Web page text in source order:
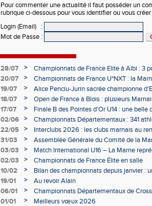
Pour commenter une actualité il faut posséder un
rubrique ci-dessous pour vous identifier ou vous
Login (Email)
:
Mot de Passe :
28/07 >
Championnats de France Elite à Albi : 3
20/07
>
Championnats de France U*NXT : la
Charléty
19/07 >
Alice Penciu-Jurin sacrée championne
18/07
>
Open de France à Blois : plusieurs
17/07
>
Finale B des Pointes d'Or U14 : une
Obernai
02/06 >
Championnats Départementaux : 341
Champagne
22/05 >
Interclubs 2026 : les clubs marnais au
31/03
>
Assemblée Générale du Comité de la
Épernay
03/03 >
Match International U16 – La Marne
02/03
>
Championnats de France Élite en salle
10/02
>
Bilan des championnats depuis janvier :
bien lancée
19/01 >
Au revoir Alain
06/01
>
Championnats Départementaux de
01/01
>
Meilleurs vœux 2026